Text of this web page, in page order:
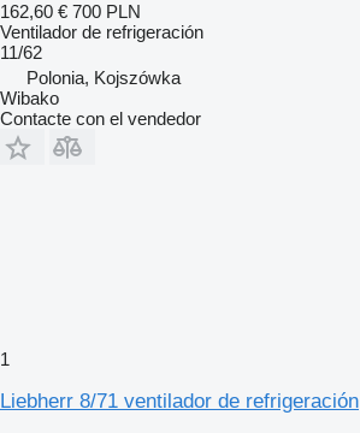
162,60 € 700 PLN
Ventilador de refrigeración
11/62
Polonia, Kojszówka
Wibako
Contacte con el vendedor
1
Liebherr 8/71 ventilador de refrigeración